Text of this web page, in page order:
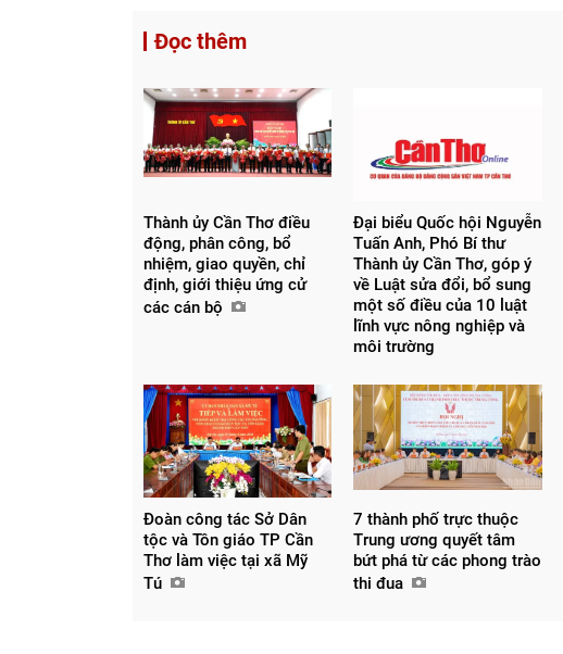
Đọc thêm
Thành ủy Cần Thơ điều
động, phân công, bổ
nhiệm, giao quyền, chỉ
định, giới thiệu ứng cử
các cán bộ
Đại biểu Quốc hội Nguyễn
Tuấn Anh, Phó Bí thư
Thành ủy Cần Thơ, góp ý
về Luật sửa đổi, bổ sung
một số điều của 10 luật
lĩnh vực nông nghiệp và
môi trường
Đoàn công tác Sở Dân
tộc và Tôn giáo TP Cần
Thơ làm việc tại xã Mỹ
Tú
7 thành phố trực thuộc
Trung ương quyết tâm
bứt phá từ các phong trào
thi đua